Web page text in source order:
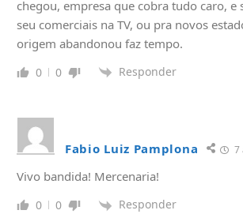
chegou, empresa que cobra tudo caro, e
seu comerciais na TV, ou pra novos
origem abandonou faz tempo.
0 0 Responder
Fabio Luiz Pamplona 7
Vivo bandida! Mercenaria!
0 0 Responder